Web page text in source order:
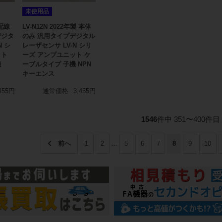
線
タ
シ
円
未使用品
LV-N12N 2022年製 本体
のみ 汎用タイプデジタル
レーザセンサ LV-N シリ
ーズ アンプユニット ケ
ーブルタイプ 子機 NPN
キーエンス
通常価格 3,455円
1546件中 351〜400件目
1 2 ... 5 6 7 8 9 10